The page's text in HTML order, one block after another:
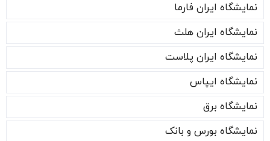
نمایشگاه ایران فارما
نمایشگاه ایران هلث
نمایشگاه ایران پلاست
نمایشگاه ایپاس
نمایشگاه برق
نمایشگاه بورس و بانک